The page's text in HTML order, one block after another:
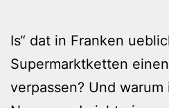
Is“ dat in Franken
Supermarktketten
verpassen? Und warum